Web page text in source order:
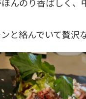
と絡んでいて贅沢